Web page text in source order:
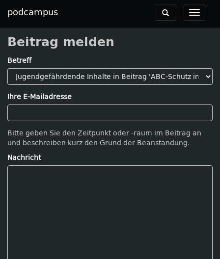
podcampus
Toggle
Toggle
navigation
Beitrag melden
Betreff
Ihre E-Mailadresse
Bitte geben Sie den Zeitpunkt oder -raum im Beitrag an
und beschreiben kurz den Grund der Beanstandung.
Nachricht